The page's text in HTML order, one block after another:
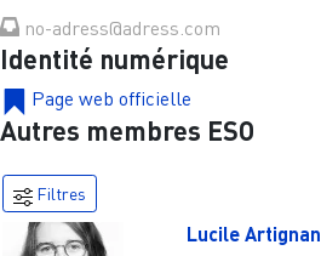
no-adress@adress.com
Identité numérique
Page web officielle
Autres membres ESO
Filtres
Lucile Artignan